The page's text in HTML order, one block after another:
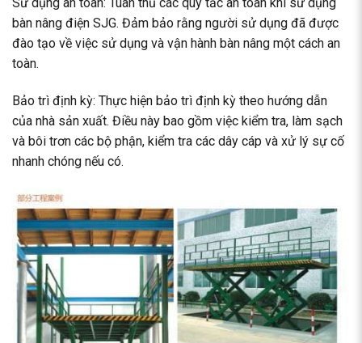
bàn nâng điện SJG. Đảm bảo rằng người sử dụng đã được
đào tạo về việc sử dụng và vận hành bàn nâng một cách an
toàn.
Bảo trì định kỳ: Thực hiện bảo trì định kỳ theo hướng dẫn
của nhà sản xuất. Điều này bao gồm việc kiểm tra, làm sạch
và bôi trơn các bộ phận, kiểm tra các dây cáp và xử lý sự cố
nhanh chóng nếu có.